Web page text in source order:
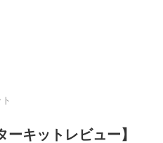
ーキットレビュー】